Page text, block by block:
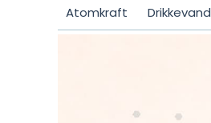
Atomkraft Drikkevand